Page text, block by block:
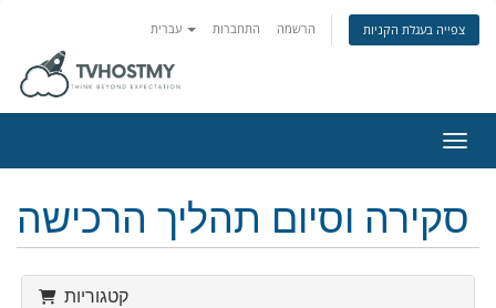
התחברות הרשמה צפייה בעגלת הקניות
סקירה וסיום תהליך הרכישה
קטגוריות